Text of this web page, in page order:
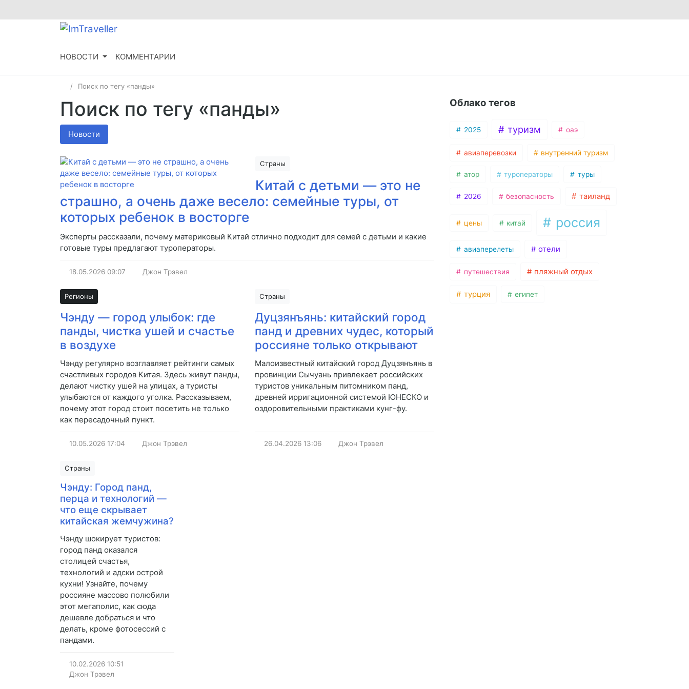
НОВОСТИ КОММЕНТАРИИ
Поиск по тегу «панды»
Поиск по тегу «панды»
Новости
Страны
Китай с детьми — это не
страшно, а очень даже весело: семейные туры, от
которых ребенок в восторге
Эксперты рассказали, почему материковый Китай отлично подходит для семей с детьми и какие
готовые туры предлагают туроператоры.
18.05.2026 09:07 Джон Трэвел
Регионы
Чэнду — город улыбок: где
панды, чистка ушей и счастье
в воздухе
Чэнду регулярно возглавляет рейтинги самых
счастливых городов Китая. Здесь живут панды,
делают чистку ушей на улицах, а туристы
улыбаются от каждого уголка. Рассказываем,
почему этот город стоит посетить не только
как пересадочный пункт.
10.05.2026 17:04 Джон Трэвел
Страны
Дуцзянъянь: китайский город
панд и древних чудес, который
россияне только открывают
Малоизвестный китайский город Дуцзянъянь в
провинции Сычуань привлекает российских
туристов уникальным питомником панд,
древней ирригационной системой ЮНЕСКО и
оздоровительными практиками кунг-фу.
26.04.2026 13:06 Джон Трэвел
Страны
Чэнду: Город панд,
перца и технологий —
что еще скрывает
китайская жемчужина?
Чэнду шокирует туристов:
город панд оказался
столицей счастья,
технологий и адски острой
кухни! Узнайте, почему
россияне массово полюбили
этот мегаполис, как сюда
дешевле добраться и что
делать, кроме фотосессий с
пандами.
10.02.2026 10:51
Джон Трэвел
Облако тегов
2025 туризм оаэ
авиаперевозки внутренний туризм
атор туроператоры туры
2026 безопасность таиланд
цены китай россия
авиаперелеты отели
путешествия пляжный отдых
турция египет